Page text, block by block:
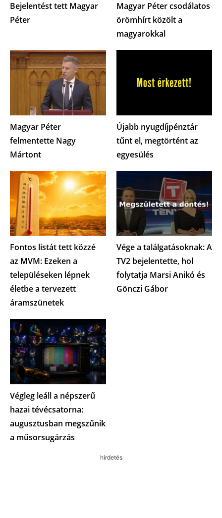
Bejelentést tett Magyar
Péter
Magyar Péter csodálatos
örömhírt közölt a
magyarokkal
Magyar Péter
felmentette Nagy
Mártont
Újabb nyugdíjpénztár
tűnt el, megtörtént az
egyesülés
Fontos listát tett közzé
az MVM: Ezeken a
településeken lépnek
életbe a tervezett
áramszünetek
Vége a találgatásoknak: A
TV2 bejelentette, hol
folytatja Marsi Anikó és
Gönczi Gábor
Végleg leáll a népszerű
hazai tévécsatorna:
augusztusban megszűnik
a műsorsugárzás
hirdetés